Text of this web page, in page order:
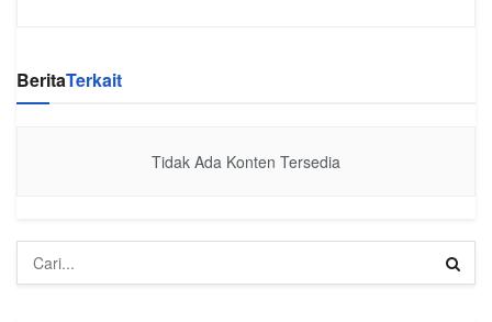
BeritaTerkait
Tidak Ada Konten Tersedia